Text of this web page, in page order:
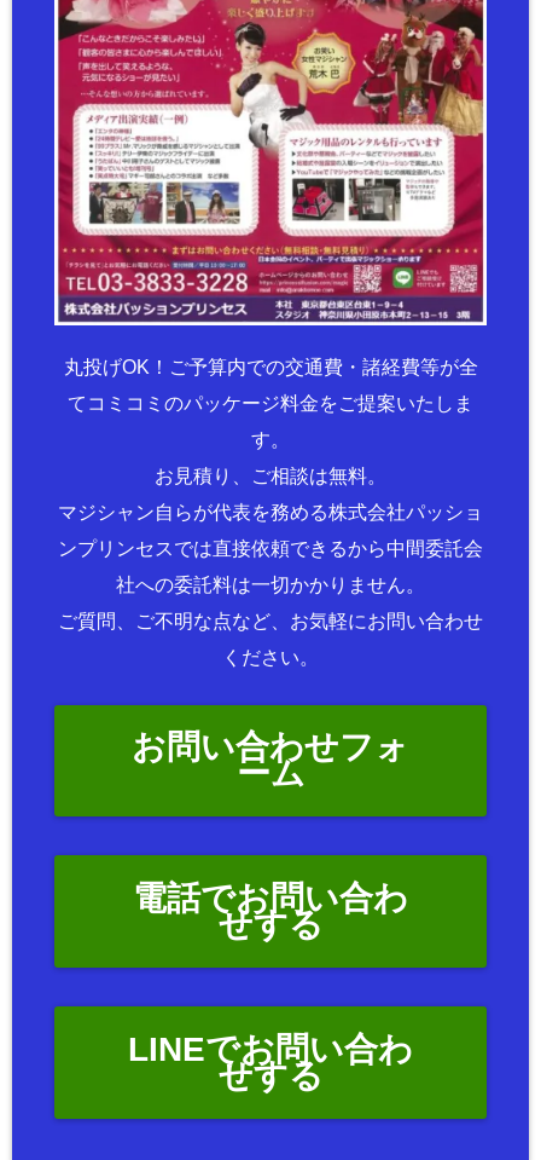
丸投げOK！ご予算内での交通費・諸経費等が全
てコミコミのパッケージ料金をご提案いたしま
す。
お見積り、ご相談は無料。
マジシャン自らが代表を務める株式会社パッショ
ンプリンセスでは直接依頼できるから中間委託会
社への委託料は一切かかりません。
ご質問、ご不明な点など、お気軽にお問い合わせ
ください。
お問い合わせフォ
ーム
電話でお問い合わ
せする
LINEでお問い合わ
せする